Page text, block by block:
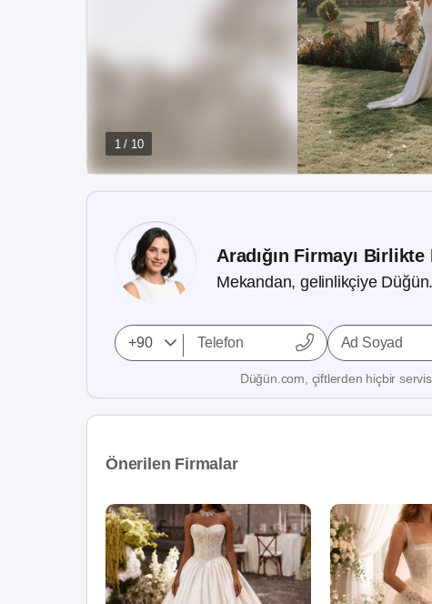
1 / 10
Aradığın Firmayı Birlikte
Mekandan, gelinlikçiye
Ad Soyad
Düğün.com, çiftlerden hiçbir
Önerilen Firmalar